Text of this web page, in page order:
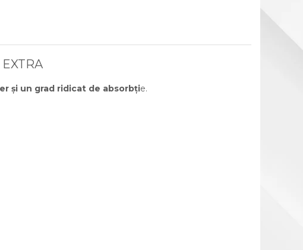
și un grad ridicat de absorbție.